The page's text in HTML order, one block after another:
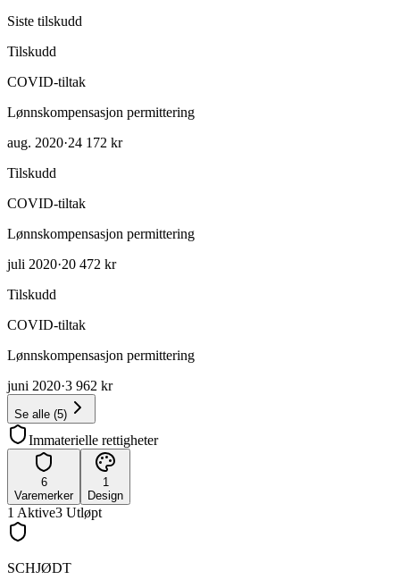
Siste tilskudd
Tilskudd
COVID-tiltak
Lønnskompensasjon permittering
aug. 2020·24 172 kr
Tilskudd
COVID-tiltak
Lønnskompensasjon permittering
juli 2020·20 472 kr
Tilskudd
COVID-tiltak
Lønnskompensasjon permittering
juni 2020·3 962 kr
Se alle (5)
Immaterielle rettigheter
6
Varemerker
1
Design
1 Aktive3 Utløpt
SCHJØDT